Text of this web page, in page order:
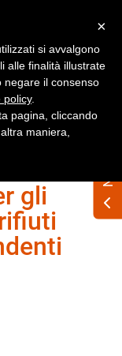
Accedi
gli
×
si avvalgono
alle finalità illustrate
negare il consenso
policy.
pagina, cliccando
maniera,